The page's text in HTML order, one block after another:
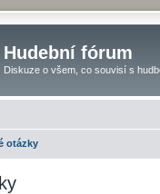
Hudební fórum
Diskuze o všem, co souvisí s
otázky